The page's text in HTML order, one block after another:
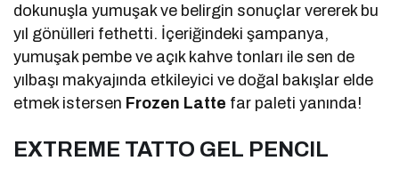
dokunuşla yumuşak ve belirgin sonuçlar vererek bu
yıl gönülleri fethetti. İçeriğindeki şampanya,
yumuşak pembe ve açık kahve tonları ile sen de
yılbaşı makyajında etkileyici ve doğal bakışlar elde
etmek istersen Frozen Latte far paleti yanında!
EXTREME TATTO GEL PENCIL